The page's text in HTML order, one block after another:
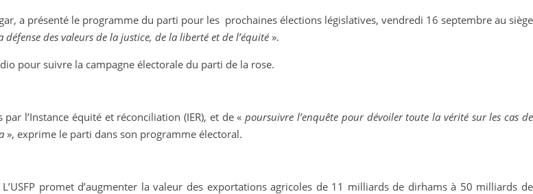
a présenté le programme du parti pour les prochaines élections législatives, vendredi 16 septembre au siège
des valeurs de la justice, de la liberté et de l’équité ».
pour suivre la campagne électorale du parti de la rose.
l’Instance équité et réconciliation (IER), et de «poursuivre l’enquête pour dévoiler toute la vérité sur les cas de
», exprime le parti dans son programme électoral.
promet d’augmenter la valeur des exportations agricoles de 11 milliards de dirhams à 50 milliards de